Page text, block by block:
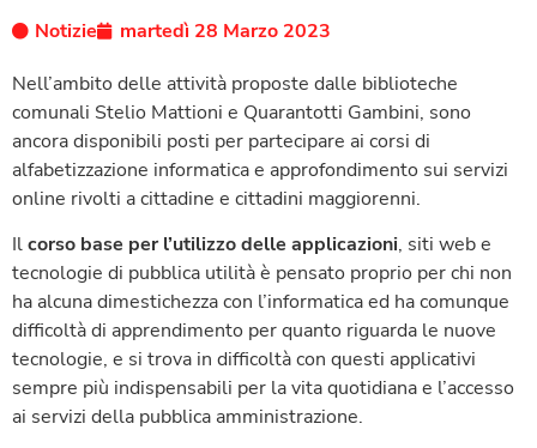
Notizie
martedì 28 Marzo 2023
Nell’ambito delle attività proposte dalle biblioteche
comunali Stelio Mattioni e Quarantotti Gambini, sono
ancora disponibili posti per partecipare ai corsi di
alfabetizzazione informatica e approfondimento sui servizi
online rivolti a cittadine e cittadini maggiorenni.
Ilcorso base per l’utilizzo delle applicazioni, siti web e
tecnologie di pubblica utilità è pensato proprio per chi non
ha alcuna dimestichezza con l’informatica ed ha comunque
difficoltà di apprendimento per quanto riguarda le nuove
tecnologie, e si trova in difficoltà con questi applicativi
sempre più indispensabili per la vita quotidiana e l’accesso
ai servizi della pubblica amministrazione.